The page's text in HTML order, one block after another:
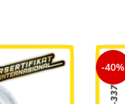
-40%